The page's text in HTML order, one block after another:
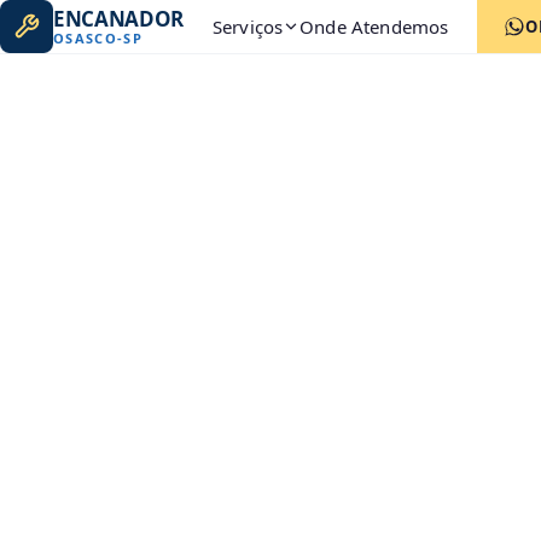
ENCANADOR
OSASCO-SP Serviços Onde Atendemos